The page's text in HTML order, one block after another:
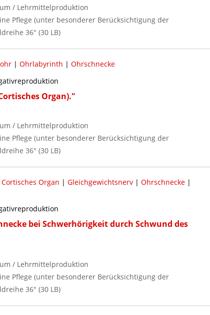
/ Lehrmittelproduktion
Pflege (unter besonderer Berücksichtigung der
36" (30 LB)
| Ohrlabyrinth | Ohrschnecke
Organ)."
/ Lehrmittelproduktion
Pflege (unter besonderer Berücksichtigung der
36" (30 LB)
Cortisches Organ | Gleichgewichtsnerv| Ohrschnecke|
bei Schwerhörigkeit durch Schwund des
/ Lehrmittelproduktion
Pflege (unter besonderer Berücksichtigung der
36" (30 LB)